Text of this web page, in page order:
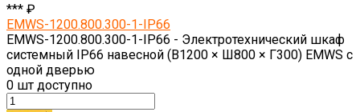
*** ₽
EMWS-1200.800.300-1-IP66
EMWS-1200.800.300-1-IP66 - Электротехнический шкаф
системный IP66 навесной (В1200 × Ш800 × Г300) EMWS c
одной дверью
0 шт доступно